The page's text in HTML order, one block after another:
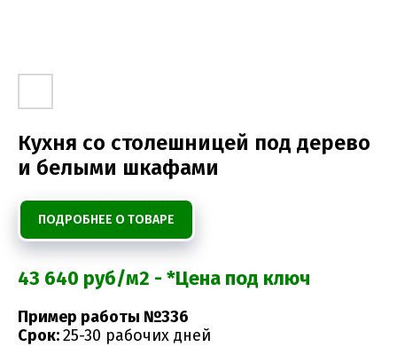
Кухня со столешницей под дерево
и белыми шкафами
ПОДРОБНЕЕ О ТОВАРЕ
43 640 руб/м2 - *Цена под ключ
Пример работы №336
Срок:25-30 рабочих дней